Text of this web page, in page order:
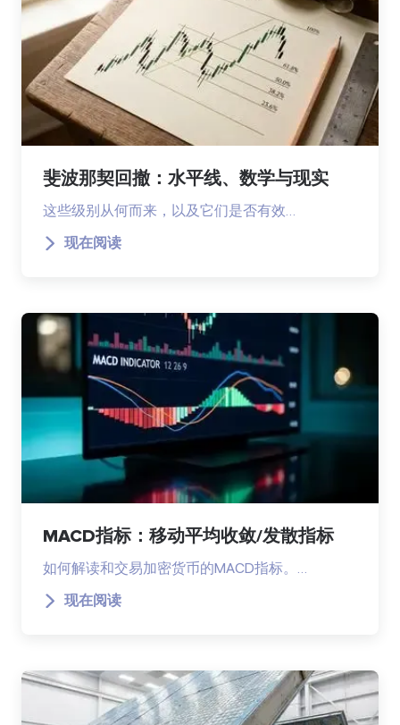
斐波那契回撤：水平线、数学与现实
这些级别从何而来，以及它们是否有效…
现在阅读
MACD指标：移动平均收敛/发散指标
如何解读和交易加密货币的MACD指标。…
现在阅读